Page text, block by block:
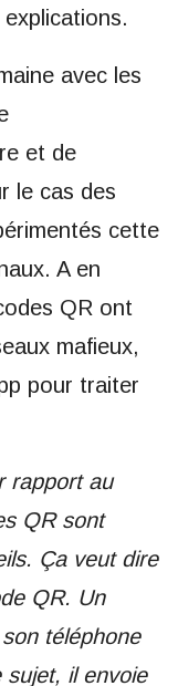
avec les
et de
le cas des
cette
A en
QR ont
mafieux,
pour traiter
rapport au
QR sont
Ça veut dire
QR. Un
téléphone
sujet, il envoie